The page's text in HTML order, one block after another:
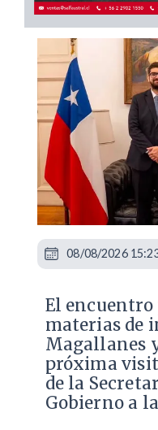
El
materias de
Magallanes
próxima
de la
Gobierno a
08/08/2026